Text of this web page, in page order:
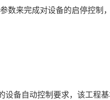
来完成对设备的启停控制
备自动控制要求，该工程基